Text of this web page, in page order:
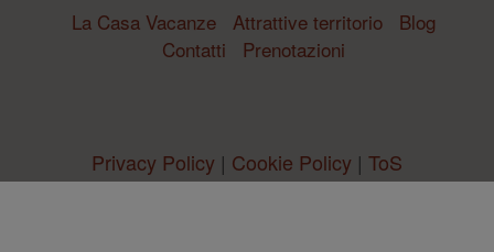
La Casa Vacanze Attrattive territorio
Blog
Contatti
Prenotazioni
Privacy Policy | Cookie Policy | ToS
che si